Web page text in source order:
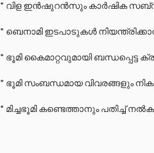
* വിള ഇൻഷുറൻസും കാർഷിക
* ബെനാമി ഇടപാടുകൾ
* ഭൂമി കൈമാറ്റവുമായി ബന്ധപ്പെട്ട
* ഭൂമി സംബന്ധമായ വിവരങ്ങളും
* മിച്ചഭൂമി കണ്ടെത്താനും പതിച്ച്